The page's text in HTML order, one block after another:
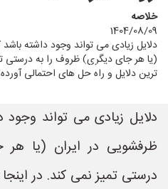
خلاصه
1404/08/09
دلایل زیادی می تواند وجود داشته باشد
(یا هر جای دیگری) ظروف را به درستی
ترین دلایل و راه حل های احتمالی آورده
دلایل زیادی می تواند وجود
ظرفشویی در ایران (یا هر
درستی تمیز نمی کند. در اینجا